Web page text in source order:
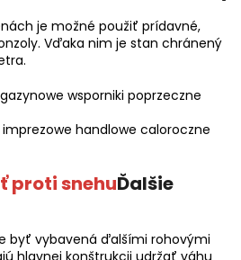
je možné použiť prídavné,
Vďaka nim je stan chránený
proti snehuĎalšie
byť vybavená ďalšími rohovými